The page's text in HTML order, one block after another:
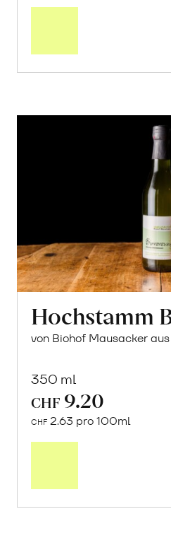
Hochstamm
von Biohof Mausacker
350 ml
CHF 9.20
CHF 2.63 pro 100ml